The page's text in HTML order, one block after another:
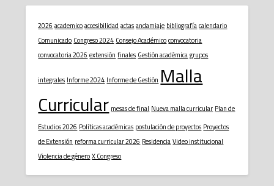
2026 academico accesibilidad actas andamiaje bibliografía calendario
Comunicado Congreso 2024 Consejo Académico convocatoria
convocatoria 2026 extensión finales Gestión académica grupos
integrales Informe 2024 Informe de Gestión Malla
Curricular mesas de final Nueva malla curricular Plan de
Estudios 2026 Políticas académicas postulación de proyectos Proyectos
de Extensión reforma curricular 2026 Residencia Video institucional
Violencia de género X Congreso